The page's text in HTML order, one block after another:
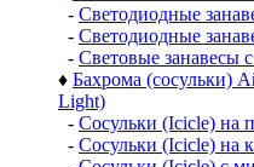
- Светодиодные
- Светодиодные
- Световые занавесы
♦ Бахрома (сосульки)
Light)
- Сосульки (Icicle) на
- Сосульки (Icicle) на